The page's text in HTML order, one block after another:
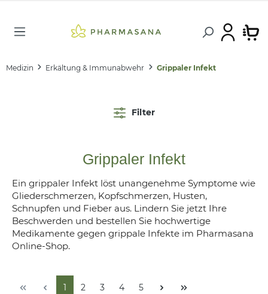
Medizin Erkältung & Immunabwehr Grippaler Infekt
Filter
Grippaler Infekt
Ein grippaler Infekt löst unangenehme Symptome wie
Gliederschmerzen, Kopfschmerzen, Husten,
Schnupfen und Fieber aus. Lindern Sie jetzt Ihre
Beschwerden und bestellen Sie hochwertige
Medikamente gegen grippale Infekte im Pharmasana
Online-Shop.
1 2 3 4 5